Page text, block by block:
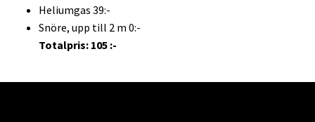
Heliumgas 39:-
Snöre, upp till 2 m 0:-
Totalpris: 105 :-